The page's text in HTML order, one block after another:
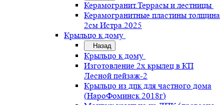
Керамогранит.Террасы и лестницы
Керамогранитные пластины толщина
2см Истра.2025
Крыльцо к дому
Назад
Крыльцо к дому
Изготовление 2х крылец в КП
Лесной пейзаж-2
Крыльцо из дпк для частного дома
(НароФоминск 2018г)